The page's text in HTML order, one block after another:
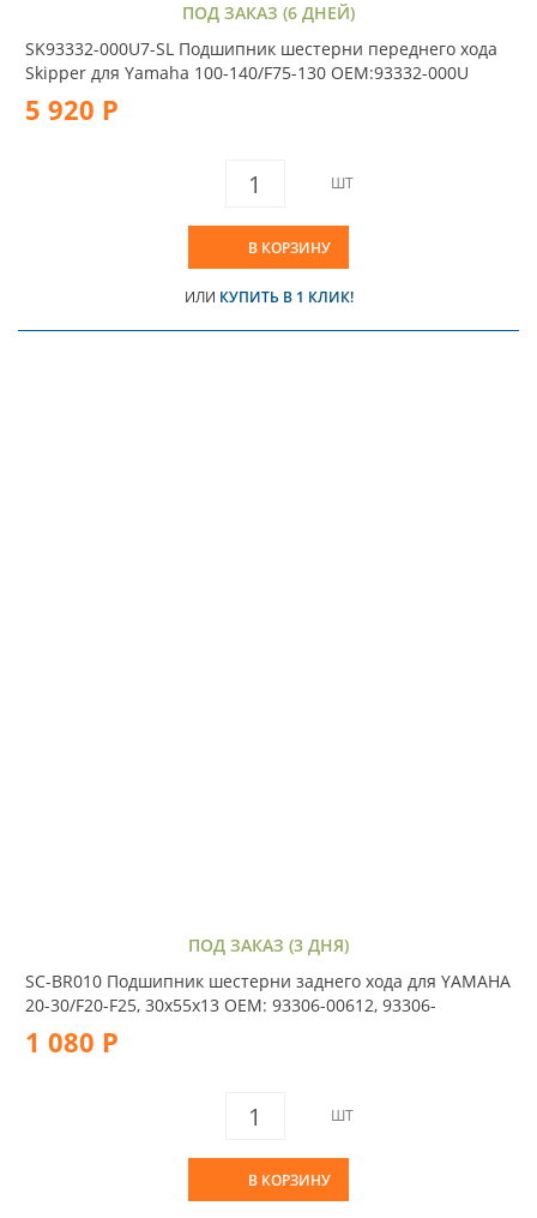
ПОД ЗАКАЗ (6 ДНЕЙ)
SK93332-000U7-SL Подшипник шестерни переднего хода
Skipper для Yamaha 100-140/F75-130 OEM:93332-000U
5 920 Р
ШТ
В КОРЗИНУ
ИЛИ КУПИТЬ В 1 КЛИК!
ПОД ЗАКАЗ (3 ДНЯ)
SC-BR010 Подшипник шестерни заднего хода для YAMAHA
20-30/F20-F25, 30x55x13 OEM: 93306-00612, 93306-
1 080 Р
ШТ
В КОРЗИНУ